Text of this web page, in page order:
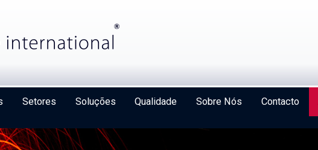
Setores Soluções Qualidade Sobre Nós Contacto